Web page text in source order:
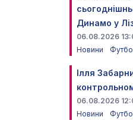
Динамо у
06.08.2026
Новини
Ілля
06.08.2026
Новини